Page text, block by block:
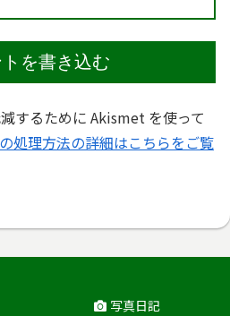
を書き込む
するために Akismet を使って
処理方法の詳細はこちらをご覧
写真日記